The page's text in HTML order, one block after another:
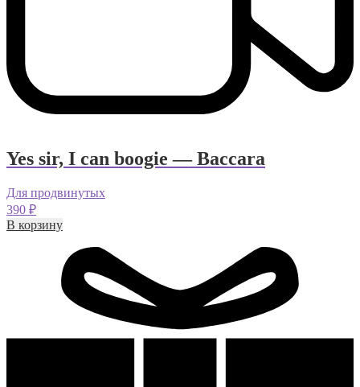
Yes sir, I can boogie — Baccara
Для продвинутых
390 ₽
В корзину